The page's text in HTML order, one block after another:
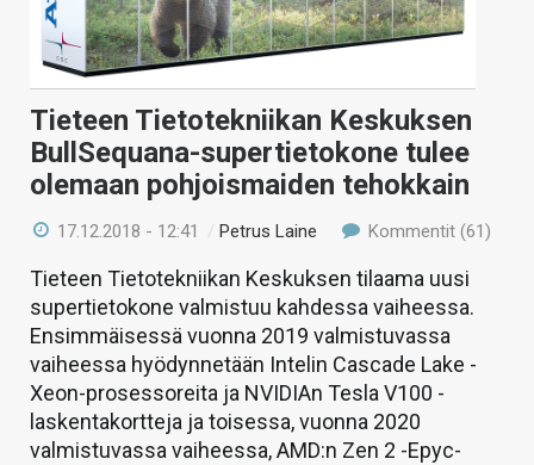
KAUPPA
VAIHDA TEEMA
HAKU
Tieteen Tietotekniikan Keskuksen
BullSequana-supertietokone tulee
olemaan pohjoismaiden tehokkain
17.12.2018 - 12:41 /Petrus Laine Kommentit (61)
Tieteen Tietotekniikan Keskuksen tilaama uusi
supertietokone valmistuu kahdessa vaiheessa.
Ensimmäisessä vuonna 2019 valmistuvassa
vaiheessa hyödynnetään Intelin Cascade Lake -
Xeon-prosessoreita ja NVIDIAn Tesla V100 -
laskentakortteja ja toisessa, vuonna 2020
valmistuvassa vaiheessa, AMD:n Zen 2 -Epyc-